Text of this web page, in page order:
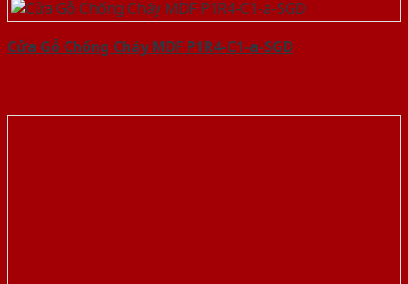
Cửa Gỗ Chống Cháy MDF P1R4-C1-a-SGD